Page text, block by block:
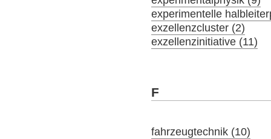
experimentelle
exzellenzcluster (2)
exzellenzinitiative (11)
F
fahrzeugtechnik (10)